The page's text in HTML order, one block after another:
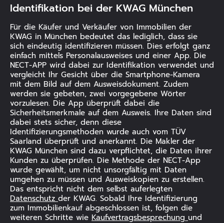
Identifikation bei der KWAG München
Für die Käufer und Verkäufer von Immobilien der
KWAG in München bedeutet das lediglich, dass sie
sich eindeutig identifizieren müssen. Dies erfolgt ganz
einfach mittels Personalausweises und einer App. Die
NECT-APP wird dabei zur Identifikation verwendet und
vergleicht Ihr Gesicht über die Smartphone-Kamera
mit dem Bild auf dem Ausweisdokument. Zudem
werden sie gebeten, zwei vorgegebene Wörter
vorzulesen. Die App überprüft dabei die
Sicherheitsmerkmale auf dem Ausweis. Ihre Daten sind
dabei stets sicher, denn diese
Identifizierungsmethoden wurde auch vom TÜV
Saarland überprüft und anerkannt. Die Makler der
KWAG München sind dazu verpflichtet, die Daten ihrer
Kunden zu überprüfen. Die Methode der NECT-App
wurde gewählt, um nicht unsorgfältig mit Daten
umgehen zu müssen und Ausweiskopien zu erstellen.
Das entspricht nicht dem selbst auferlegten
Datenschutz der KWAG. Sobald Ihre Identifizierung
zum Immobilienkauf abgeschlossen ist, folgen die
weiteren Schritte wie Kaufvertragsbesprechung und